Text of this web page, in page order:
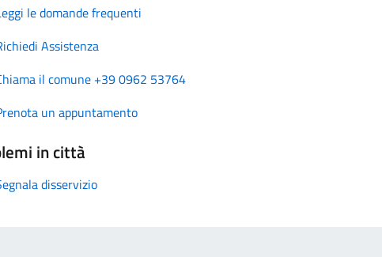
le domande frequenti
Assistenza
il comune +39 0962 53764
un appuntamento
in città
disservizio